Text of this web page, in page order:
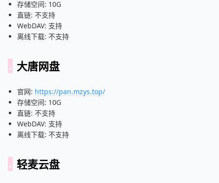
存储空间: 10G
直链: 不支持
WebDAV: 支持
离线下载: 不支持
大唐网盘
官网: https://pan.mzys.top/
存储空间: 10G
直链: 不支持
WebDAV: 支持
离线下载: 不支持
轻麦云盘